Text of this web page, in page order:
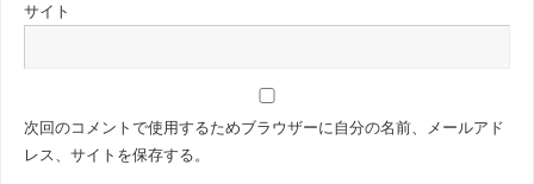
サイト
次回のコメントで使用するためブラウザーに自分の名前、メールアド
レス、サイトを保存する。